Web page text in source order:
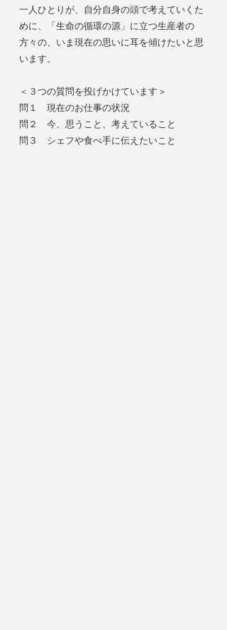
一人ひとりが、自分自身の頭で考えていくた
めに、「生命の循環の源」に立つ生産者の
方々の、いま現在の思いに耳を傾けたいと思
います。
＜３つの質問を投げかけています＞
問１ 現在のお仕事の状況
問２ 今、思うこと、考えていること
問３ シェフや食べ手に伝えたいこと